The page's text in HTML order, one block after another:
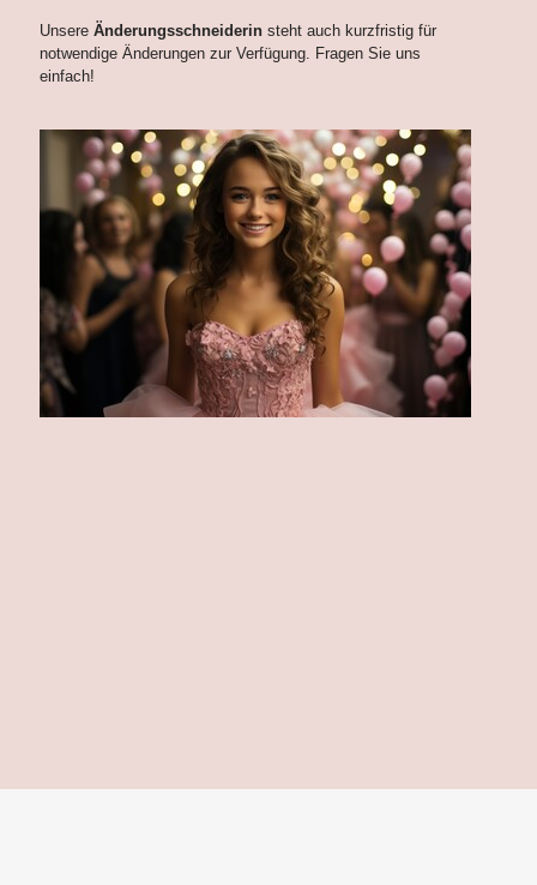
Unsere Änderungsschneiderin steht auch kurzfristig für
notwendige Änderungen zur Verfügung. Fragen Sie uns
einfach!